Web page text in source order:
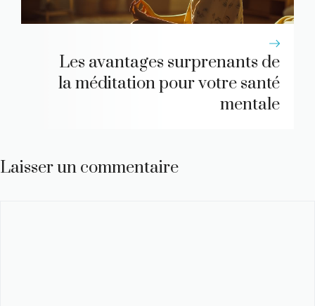
Les avantages surprenants de
la méditation pour votre santé
mentale
Laisser un commentaire